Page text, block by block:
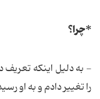
*چرا؟
- به دلیل اینکه تعریف
را تغییر دادم و به او